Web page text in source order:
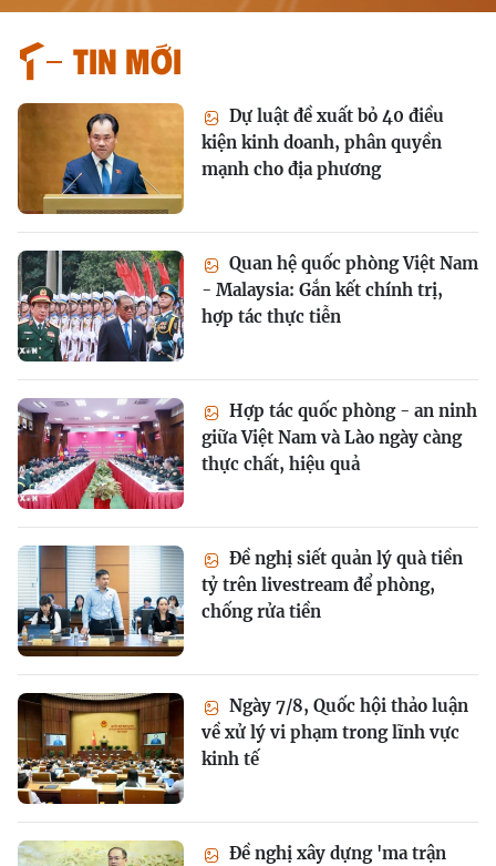
Tin mới
Dự luật đề xuất bỏ 40 điều
kiện kinh doanh, phân quyền
mạnh cho địa phương
Quan hệ quốc phòng Việt Nam
- Malaysia: Gắn kết chính trị,
hợp tác thực tiễn
Hợp tác quốc phòng - an ninh
giữa Việt Nam và Lào ngày càng
thực chất, hiệu quả
Đề nghị siết quản lý quà tiền
tỷ trên livestream để phòng,
chống rửa tiền
Ngày 7/8, Quốc hội thảo luận
về xử lý vi phạm trong lĩnh vực
kinh tế
Đề nghị xây dựng 'ma trận